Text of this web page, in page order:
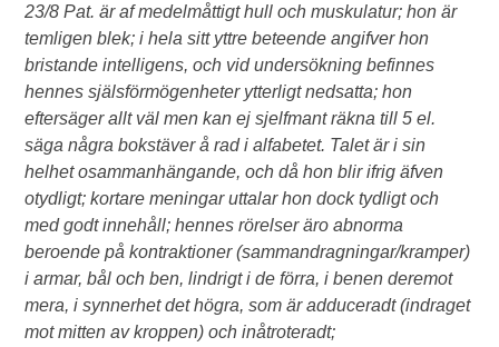
23/8 Pat. är af medelmåttigt hull och muskulatur; hon är
temligen blek; i hela sitt yttre beteende angifver hon
bristande intelligens, och vid undersökning befinnes
hennes själsförmögenheter ytterligt nedsatta; hon
eftersäger allt väl men kan ej sjelfmant räkna till 5 el.
säga några bokstäver å rad i alfabetet. Talet är i sin
helhet osammanhängande, och då hon blir ifrig äfven
otydligt; kortare meningar uttalar hon dock tydligt och
med godt innehåll; hennes rörelser äro abnorma
beroende på kontraktioner (sammandragningar/kramper)
i armar, bål och ben, lindrigt i de förra, i benen deremot
mera, i synnerhet det högra, som är adduceradt (indraget
mot mitten av kroppen) och inåtroteradt;